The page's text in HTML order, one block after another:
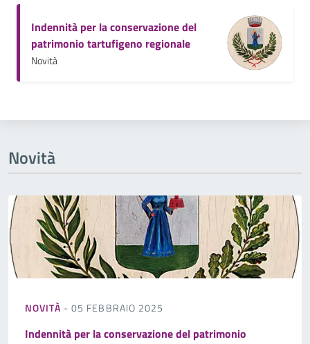
Indennità per la conservazione del
patrimonio tartufigeno regionale
Novità
Novità
NOVITÀ - 05 FEBBRAIO 2025
Indennità per la conservazione del patrimonio